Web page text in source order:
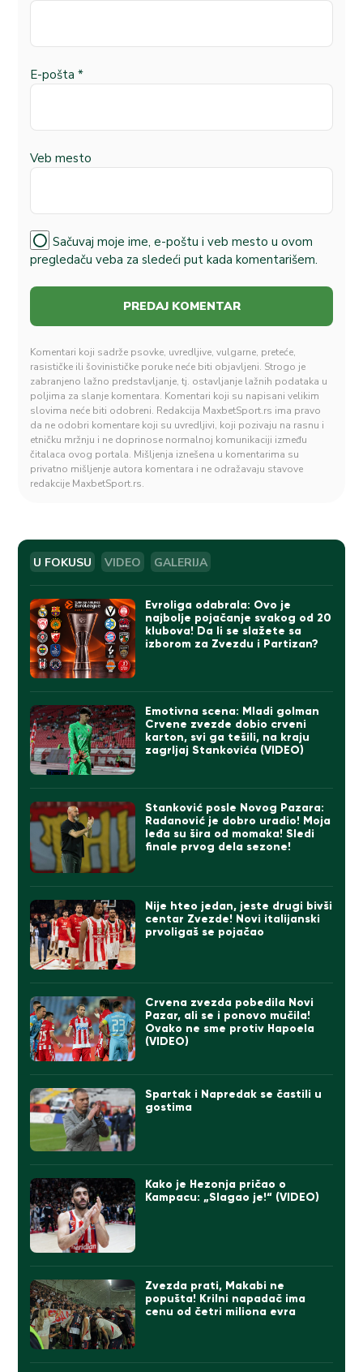
E-pošta *
Veb mesto
Sačuvaj moje ime, e-poštu i veb mesto u ovom
pregledaču veba za sledeći put kada komentarišem.
Komentari koji sadrže psovke, uvredljive, vulgarne, preteće,
rasističke ili šovinističke poruke neće biti objavljeni. Strogo je
zabranjeno lažno predstavljanje, tj. ostavljanje lažnih podataka u
poljima za slanje komentara. Komentari koji su napisani velikim
slovima neće biti odobreni. Redakcija MaxbetSport.rs ima pravo
da ne odobri komentare koji su uvredljivi, koji pozivaju na rasnu i
etničku mržnju i ne doprinose normalnoj komunikaciji između
čitalaca ovog portala. Mišljenja iznešena u komentarima su
privatno mišljenje autora komentara i ne odražavaju stavove
redakcije MaxbetSport.rs.
U FOKUSU VIDEO GALERIJA
Evroliga odabrala: Ovo je
najbolje pojačanje svakog od 20
klubova! Da li se slažete sa
izborom za Zvezdu i Partizan?
Emotivna scena: Mladi golman
Crvene zvezde dobio crveni
karton, svi ga tešili, na kraju
zagrljaj Stankovića (VIDEO)
Stanković posle Novog Pazara:
Radanović je dobro uradio! Moja
leđa su šira od momaka! Sledi
finale prvog dela sezone!
Nije hteo jedan, jeste drugi bivši
centar Zvezde! Novi italijanski
prvoligaš se pojačao
Crvena zvezda pobedila Novi
Pazar, ali se i ponovo mučila!
Ovako ne sme protiv Hapoela
(VIDEO)
Spartak i Napredak se častili u
gostima
Kako je Hezonja pričao o
Kampacu: „Slagao je!“ (VIDEO)
Zvezda prati, Makabi ne
popušta! Krilni napadač ima
cenu od četri miliona evra